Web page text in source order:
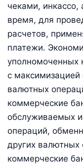
чеками, инкассо,
время, для
расчетов,
платежи.
уполномоченных
с максимизацией
валютных
коммерческие
обслуживаемых
операций,
других
коммерческие